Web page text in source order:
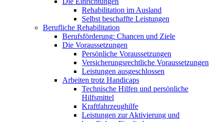
Rehabilitation im Ausland
Selbst beschaffte Leistungen
Berufliche Rehabilitation
Berufsförderung: Chancen und Ziele
Die Voraussetzungen
Persönliche Voraussetzungen
Versicherungsrechtliche Voraussetzungen
Leistungen ausgeschlossen
Arbeiten trotz Handicaps
Technische Hilfen und persönliche
Hilfsmittel
Kraftfahrzeughilfe
Leistungen zur Aktivierung und